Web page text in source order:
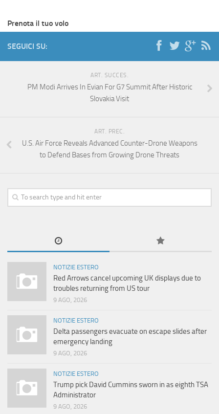
Prenota il tuo volo
SEGUICI SU:
ART. SUCCES.
PM Modi Arrives In Evian For G7 Summit After Historic
Slovakia Visit
ART. PREC.
U.S. Air Force Reveals Advanced Counter-Drone Weapons
to Defend Bases from Growing Drone Threats
NOTIZIE ESTERO
Red Arrows cancel upcoming UK displays due to
troubles returning from US tour
9 AGO, 2026
NOTIZIE ESTERO
Delta passengers evacuate on escape slides after
emergency landing
9 AGO, 2026
NOTIZIE ESTERO
Trump pick David Cummins sworn in as eighth TSA
Administrator
9 AGO, 2026